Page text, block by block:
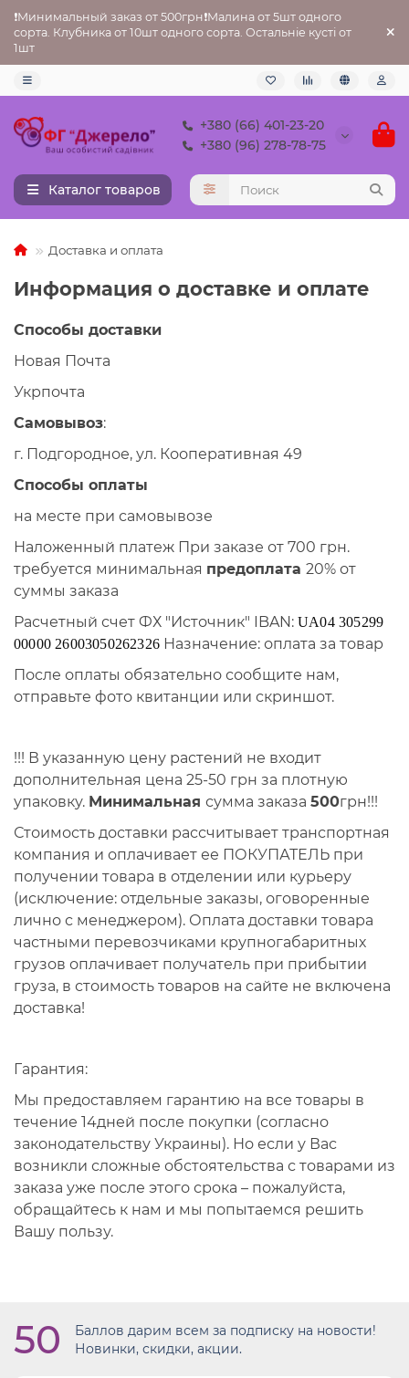
❗Минимальный заказ от 500грн❗Малина от 5шт одного
сорта. Клубника от 10шт одного сорта. Остальніе кусті от
1шт
+380 (66) 401-23-20
+380 (96) 278-78-75
Каталог товаров
Доставка и оплата
Информация о доставке и оплате
Способы доставки
Новая Почта
Укрпочта
Самовывоз:
г. Подгородное, ул. Кооперативная 49
Способы оплаты
на месте при самовывозе
Наложенный платеж При заказе от 700 грн.
требуется минимальная предоплата 20% от
суммы заказа
Расчетный счет ФХ "Источник" IBAN: UA04 305299
00000 26003050262326 Назначение: оплата за товар
После оплаты обязательно сообщите нам,
отправьте фото квитанции или скриншот.
!!! В указанную цену растений не входит
дополнительная цена 25-50 грн за плотную
упаковку. Минимальная сумма заказа 500грн!!!
Стоимость доставки рассчитывает транспортная
компания и оплачивает ее ПОКУПАТЕЛЬ при
получении товара в отделении или курьеру
(исключение: отдельные заказы, оговоренные
лично с менеджером). Оплата доставки товара
частными перевозчиками крупногабаритных
грузов оплачивает получатель при прибытии
груза, в стоимость товаров на сайте не включена
доставка!
Гарантия:
Мы предоставляем гарантию на все товары в
течение 14дней после покупки (согласно
законодательству Украины). Но если у Вас
возникли сложные обстоятельства с товарами из
заказа уже после этого срока – пожалуйста,
обращайтесь к нам и мы попытаемся решить
Вашу пользу.
50
Баллов дарим всем за подписку на новости!
Новинки, скидки, акции.